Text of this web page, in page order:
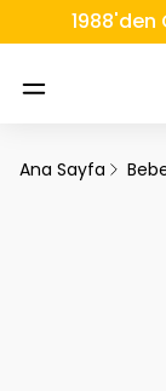
1988'den
Ana Sayfa